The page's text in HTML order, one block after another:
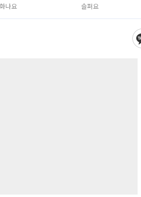
화나요 슬퍼요